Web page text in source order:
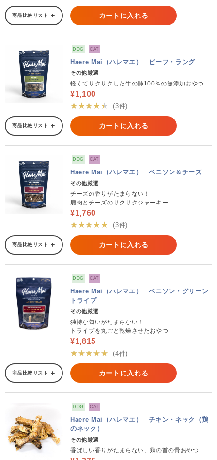
商品比較リスト カートに入れる
DOG CAT
Haere Mai（ハレマエ） ビーフ・ラング
その他厳選
軽くてサクサクした牛の肺100％の無添加おやつ
¥1,100
★★★★★
(3件)
商品比較リスト カートに入れる
DOG CAT
Haere Mai（ハレマエ） ベニソン＆チーズ
その他厳選
チーズの香りがたまらない！
鹿肉とチーズのサクサクジャーキー
¥1,760
★★★★★
(3件)
商品比較リスト カートに入れる
DOG CAT
Haere Mai（ハレマエ） ベニソン・グリーン
トライプ
その他厳選
独特な匂いがたまらない！
トライプを丸ごと乾燥させたおやつ
¥1,815
★★★★★
(4件)
商品比較リスト カートに入れる
DOG CAT
Haere Mai（ハレマエ） チキン・ネック（鶏
のネック）
その他厳選
香ばしい香りがたまらない、鶏の首の骨おやつ